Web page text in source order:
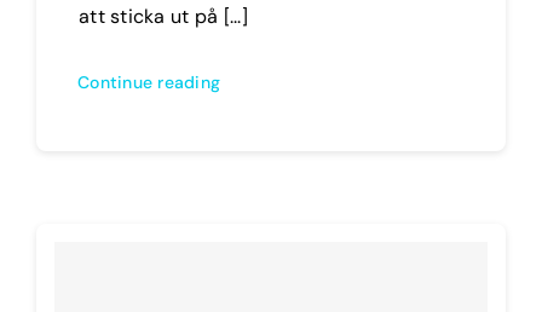
att sticka ut på [...]
Continue reading